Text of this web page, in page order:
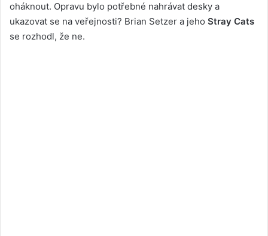
oháknout. Opravu bylo potřebné nahrávat desky a
ukazovat se na veřejnosti? Brian Setzer a jeho Stray Cats
se rozhodl, že ne.